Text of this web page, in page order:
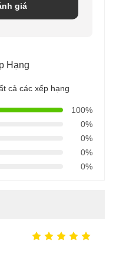
giá
Hạng
cả các xếp hạng
100%
0%
0%
0%
0%